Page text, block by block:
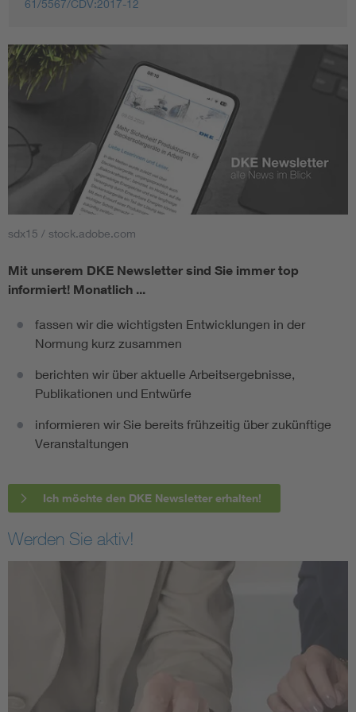
61/5567/CDV:2017-12
sdx15 / stock.adobe.com
Mit unserem DKE Newsletter sind Sie immer top
informiert! Monatlich ...
fassen wir die wichtigsten Entwicklungen in der
Normung kurz zusammen
berichten wir über aktuelle Arbeitsergebnisse,
Publikationen und Entwürfe
informieren wir Sie bereits frühzeitig über zukünftige
Veranstaltungen
Ich möchte den DKE Newsletter erhalten!
Werden Sie aktiv!